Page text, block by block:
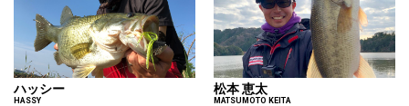
ハッシー
HASSY
松本 恵太
MATSUMOTO KEITA